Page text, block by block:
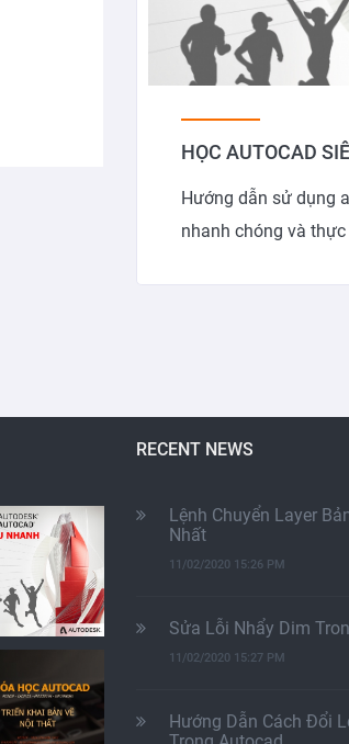
HỌC AUTOCAD
Hướng dẫn sử dụng
nhanh chóng và
RECENT NEWS
Lệnh Chuyển Layer
Nhất
11/02/2020 15:26 PM
Sửa Lỗi Nhẩy Dim
11/02/2020 15:27 PM
Hướng Dẫn Cách Đổi